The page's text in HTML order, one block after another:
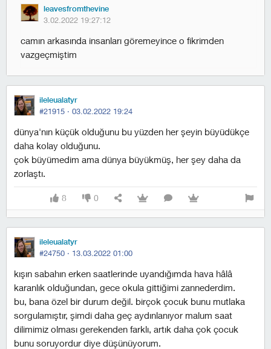
leavesfromthevine
3.02.2022 19:27:12
camın arkasında insanları göremeyince o fikrimden
vazgeçmiştim
ileleualatyr
#21915 · 03.02.2022 19:24
dünya'nın küçük olduğunu bu yüzden her şeyin büyüdükçe
daha kolay olduğunu.
çok büyümedim ama dünya büyükmüş, her şey daha da
zorlaştı.
8 0
ileleualatyr
#24750 · 13.03.2022 01:00
kışın sabahın erken saatlerinde uyandığımda hava hâlâ
karanlık olduğundan, gece okula gittiğimi zannederdim.
bu, bana özel bir durum değil. birçok çocuk bunu mutlaka
sorgulamıştır, şimdi daha geç aydınlanıyor malum saat
dilimimiz olması gerekenden farklı, artık daha çok çocuk
bunu soruyordur diye düşünüyorum.